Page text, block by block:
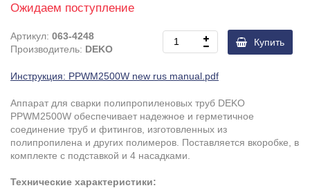
Ожидаем поступление
Артикул: 063-4248
Производитель: DEKO
Купить
Инструкция: PPWM2500W new rus manual.pdf
Аппарат для сварки полипропиленовых труб DEKO
PPWM2500W обеспечивает надежное и герметичное
соединение труб и фитингов, изготовленных из
полипропилена и других полимеров. Поставляется вкоробке, в
комплекте с подставкой и 4 насадками.
Технические характеристики: